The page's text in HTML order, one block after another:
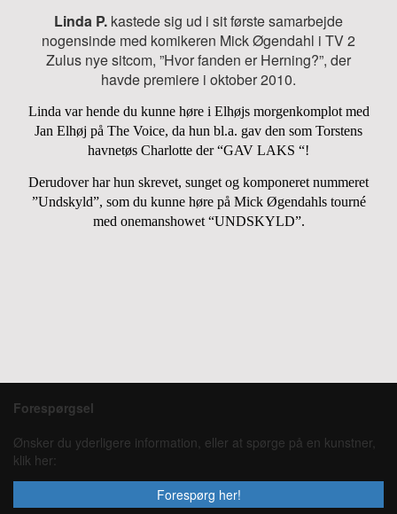
Linda P. kastede sig ud i sit første samarbejde
nogensinde med komikeren Mick Øgendahl i TV 2
Zulus nye sitcom, ”Hvor fanden er Herning?”, der
havde premiere i oktober 2010.
Linda var hende du kunne høre i Elhøjs morgenkomplot med
Jan Elhøj på The Voice, da hun bl.a. gav den som Torstens
havnetøs Charlotte der “GAV LAKS “!
Derudover har hun skrevet, sunget og komponeret nummeret
”Undskyld”, som du kunne høre på Mick Øgendahls tourné
med onemanshowet “UNDSKYLD”.
Forespørgsel
Ønsker du yderligere information, eller at spørge på en kunstner,
klik her:
Forespørg her!